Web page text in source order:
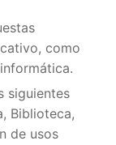
como
siguientes
Biblioteca,
de usos